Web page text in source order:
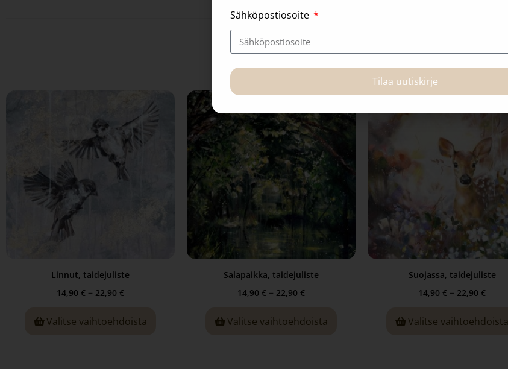
Tutustu myös
Linnut, taidejuliste
14,90 € – 22,90 €
Valitse vaihtoehdoista
Salapaikka, taidejuliste
14,90 € – 22,90 €
Valitse vaihtoehdoista
Suojassa, taidejuliste
14,90 € – 22,90 €
Valitse vaihtoehdoista
Sähköpostiosoite
Tilaa uutiskirje